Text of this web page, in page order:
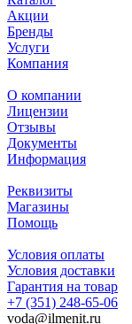
Акции
Бренды
Услуги
Компания
О компании
Лицензии
Отзывы
Документы
Информация
Реквизиты
Магазины
Помощь
Условия оплаты
Условия доставки
Гарантия на товар
+7 (351) 248-65-06
voda@ilmenit.ru